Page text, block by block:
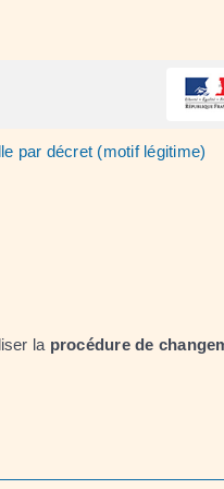
par décret (motif légitime)
la procédure de